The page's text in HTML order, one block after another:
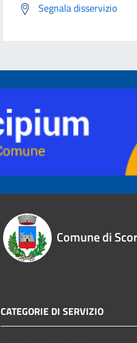
Segnala disservizio
Comune di
CATEGORIE DI SERVIZIO